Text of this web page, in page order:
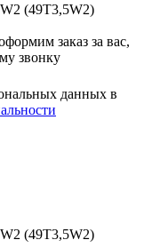
(49Т3,5W2)
заказ за вас,
звонку
данных в
(49Т3,5W2)